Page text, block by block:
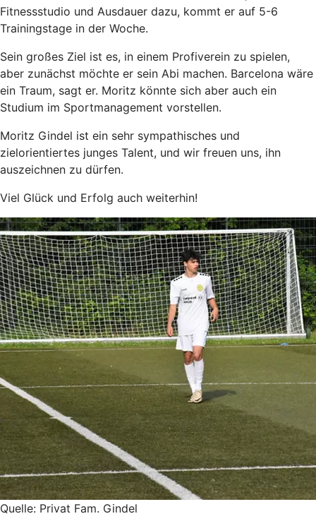
Fitnessstudio und Ausdauer dazu, kommt er auf 5-6
Trainingstage in der Woche.
Sein großes Ziel ist es, in einem Profiverein zu spielen,
aber zunächst möchte er sein Abi machen. Barcelona wäre
ein Traum, sagt er. Moritz könnte sich aber auch ein
Studium im Sportmanagement vorstellen.
Moritz Gindel ist ein sehr sympathisches und
zielorientiertes junges Talent, und wir freuen uns, ihn
auszeichnen zu dürfen.
Viel Glück und Erfolg auch weiterhin!
Quelle: Privat Fam. Gindel